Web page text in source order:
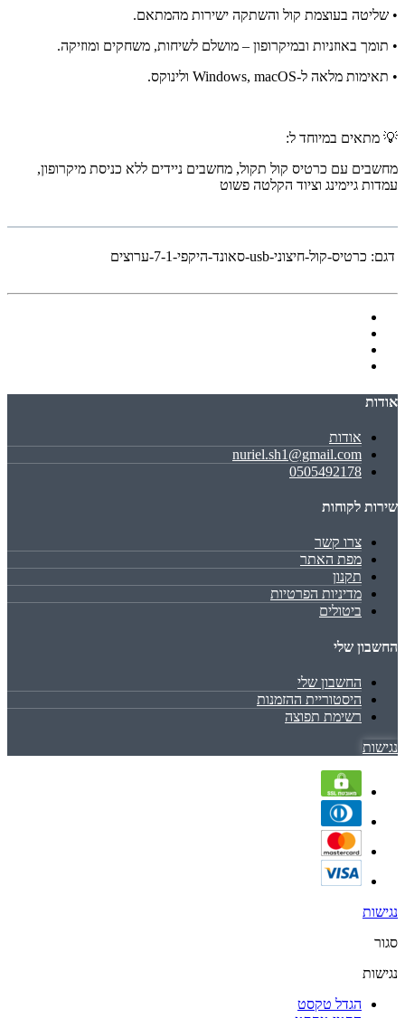
• שליטה בעוצמת קול והשתקה ישירות מהמתאם.
• תומך באוזניות ובמיקרופון – מושלם לשיחות, משחקים ומוזיקה.
• תאימות מלאה ל-Windows, macOS ולינוקס.
💡 מתאים במיוחד ל:
מחשבים עם כרטיס קול תקול, מחשבים ניידים ללא כניסת מיקרופון,
עמדות גיימינג וציוד הקלטה פשוט
דגם: כרטיס-קול-חיצוני-usb-סאונד-היקפי-7-1-ערוצים
אודות
אודות
nuriel.sh1@gmail.com
0505492178
שירות לקוחות
צרו קשר
מפת האתר
תקנון
מדיניות הפרטיות
ביטולים
החשבון שלי
החשבון שלי
היסטוריית ההזמנות
רשימת תפוצה
נגישות
נגישות
סגור
נגישות
הגדל טקסט